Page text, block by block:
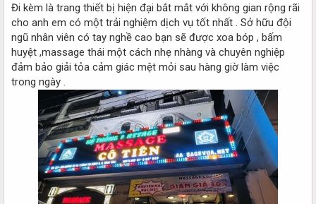
Đi kèm là trang thiết bị hiện đại bắt mắt với không gian rộng rãi
cho anh em có một trải nghiệm dịch vụ tốt nhất . Sở hữu đội
ngũ nhân viên có tay nghề cao bạn sẽ được xoa bóp , bấm
huyệt ,massage thái một cách nhẹ nhàng và chuyên nghiệp
đảm bảo giải tỏa cảm giác mệt mỏi sau hàng giờ làm việc
trong ngày .